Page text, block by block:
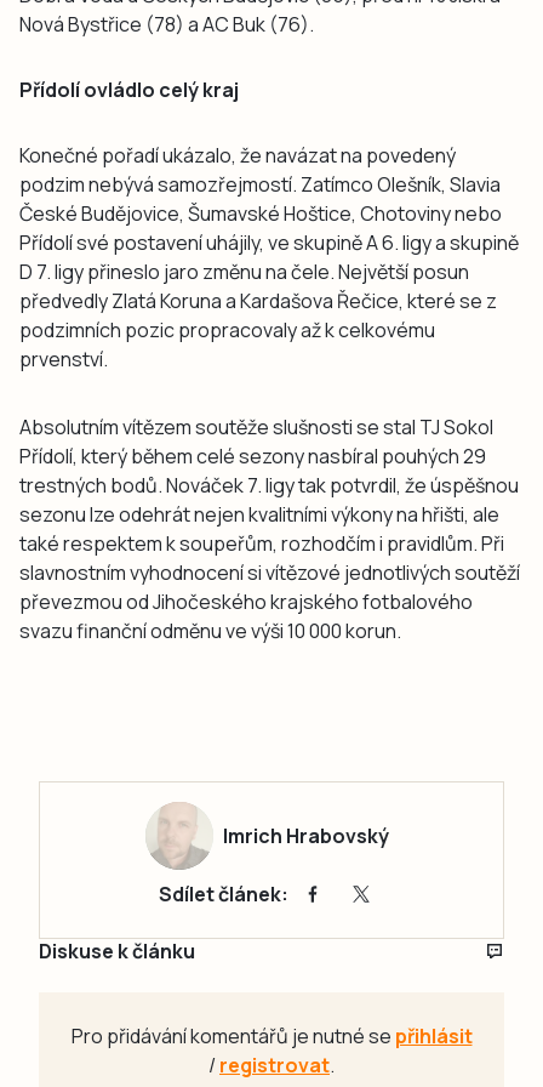
Nová Bystřice (78) a AC Buk (76).
Přídolí ovládlo celý kraj
Konečné pořadí ukázalo, že navázat na povedený
podzim nebývá samozřejmostí. Zatímco Olešník, Slavia
České Budějovice, Šumavské Hoštice, Chotoviny nebo
Přídolí své postavení uhájily, ve skupině A 6. ligy a skupině
D 7. ligy přineslo jaro změnu na čele. Největší posun
předvedly Zlatá Koruna a Kardašova Řečice, které se z
podzimních pozic propracovaly až k celkovému
prvenství.
Absolutním vítězem soutěže slušnosti se stal TJ Sokol
Přídolí, který během celé sezony nasbíral pouhých 29
trestných bodů. Nováček 7. ligy tak potvrdil, že úspěšnou
sezonu lze odehrát nejen kvalitními výkony na hřišti, ale
také respektem k soupeřům, rozhodčím i pravidlům. Při
slavnostním vyhodnocení si vítězové jednotlivých soutěží
převezmou od Jihočeského krajského fotbalového
svazu finanční odměnu ve výši 10 000 korun.
Imrich Hrabovský
Sdílet článek:
Diskuse k článku
Pro přidávání komentářů je nutné se přihlásit
/registrovat.